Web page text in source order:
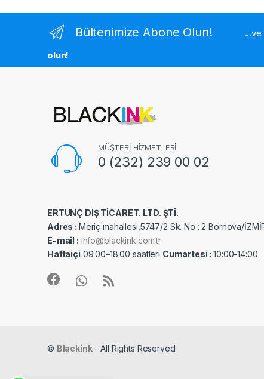
Bültenimize Abone Olun! ...ve
olun!
MÜŞTERİ HİZMETLERİ
0 (232) 239 00 02
ERTUNÇ DIŞ TİCARET. LTD. ŞTİ.
Adres : Meriç mahallesi,5747/2 Sk. No : 2 Bornova/
E-mail : info@blackink.com.tr
Haftaiçi 09:00–18:00 saatleri Cumartesi :10:00-14:00
© Blackink- All Rights Reserved